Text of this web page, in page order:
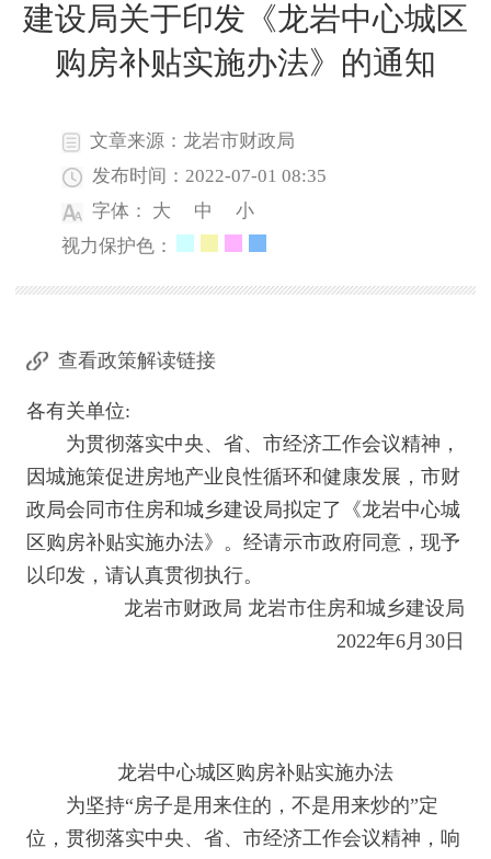
建设局关于印发《龙岩中心城区
购房补贴实施办法》的通知
文章来源：龙岩市财政局
发布时间：2022-07-01 08:35
字体： 大 中
小
视力保护色：
查看政策解读链接
各有关单位:
为贯彻落实中央、省、市经济工作会议精神，
因城施策促进房地产业良性循环和健康发展，市财
政局会同市住房和城乡建设局拟定了《龙岩中心城
区购房补贴实施办法》。经请示市政府同意，现予
以印发，请认真贯彻执行。
龙岩市财政局 龙岩市住房和城乡建设局
2022年6月30日
龙岩中心城区购房补贴实施办法
为坚持“房子是用来住的，不是用来炒的”定
位，贯彻落实中央、省、市经济工作会议精神，响